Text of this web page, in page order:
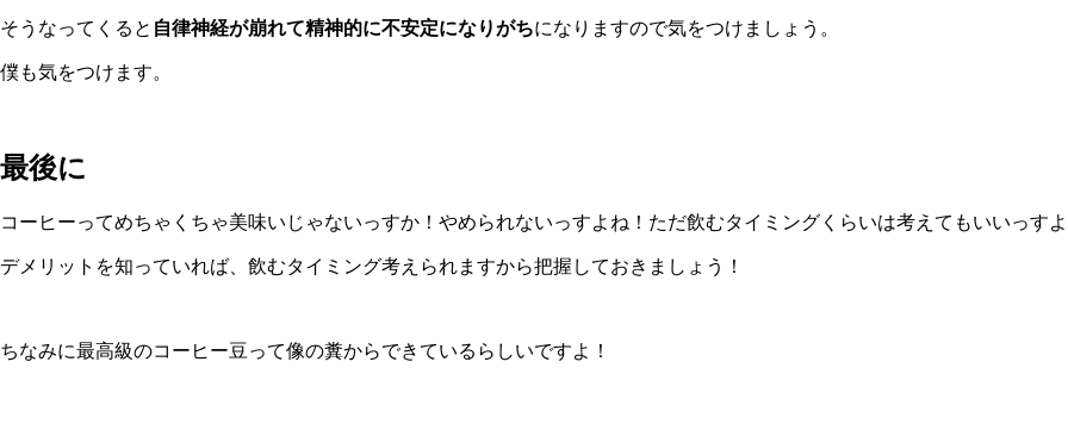
そうなってくると 自律神経が崩れて精神的に不安定になりがちになりますので気をつけましょう。
僕も気をつけます。
最後に
コーヒーってめちゃくちゃ美味いじゃないっすか！やめられないっすよね！ただ飲むタイミングくらいは考えてもいいっすよ
デメリットを知っていれば、飲むタイミング考えられますから把握しておきましょう！
ちなみに最高級のコーヒー豆って像の糞からできているらしいですよ！